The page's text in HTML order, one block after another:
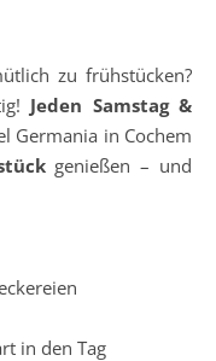
zu frühstücken?
Jeden Samstag &
Germania in Cochem
genießen – und
in den Tag